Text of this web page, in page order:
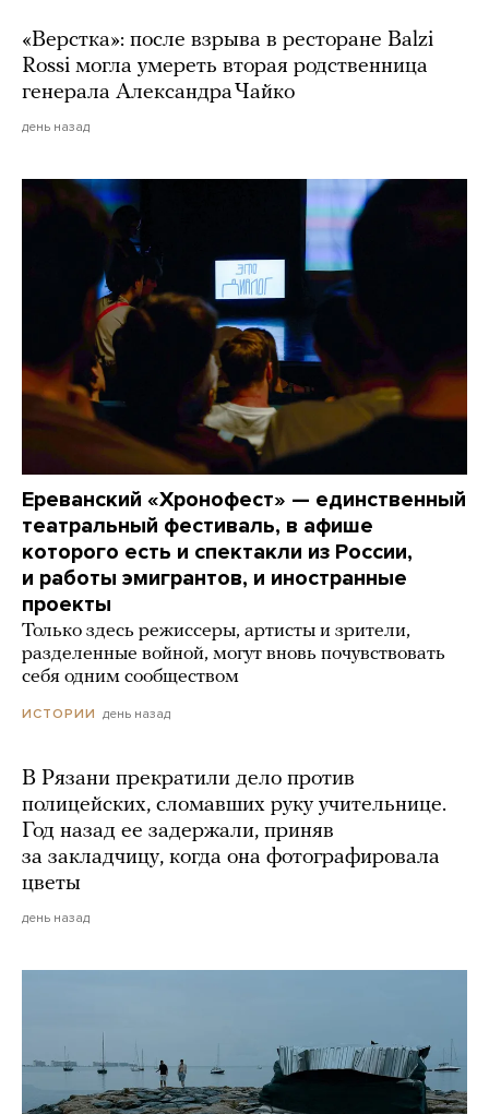
«Верстка»: после взрыва в ресторане Balzi
Rossi могла умереть вторая родственница
генерала Александра Чайко
день назад
Ереванский «Хронофест» — единственный
театральный фестиваль, в афише
которого есть и спектакли из России,
и работы эмигрантов, и иностранные
проекты
Только здесь режиссеры, артисты и зрители,
разделенные войной, могут вновь почувствовать
себя одним сообществом
ИСТОРИИ день назад
В Рязани прекратили дело против
полицейских, сломавших руку учительнице.
Год назад ее задержали, приняв
за закладчицу, когда она фотографировала
цветы
день назад